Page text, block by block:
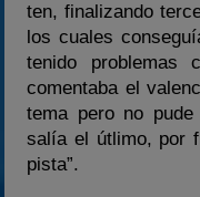
ten, finalizando
los cuales
tenido problemas
comentaba el
tema pero no
salía el útlimo, por
pista”.